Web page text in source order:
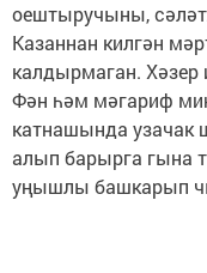
оештыручыны,
Казаннан килгән
калдырмаган.
Фән һәм мәгариф
катнашында узачак
алып барырга гына
уңышлы башкарып